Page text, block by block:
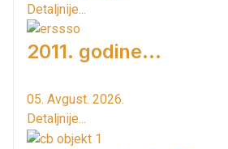
Detaljnije...
2011. godine...
05. Avgust. 2026.
Detaljnije...